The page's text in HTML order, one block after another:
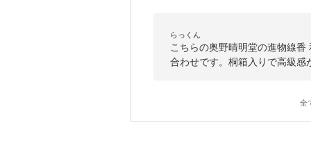
らっくん
こちらの奥野晴明堂の進物線
合わせです。桐箱入りで高級
全